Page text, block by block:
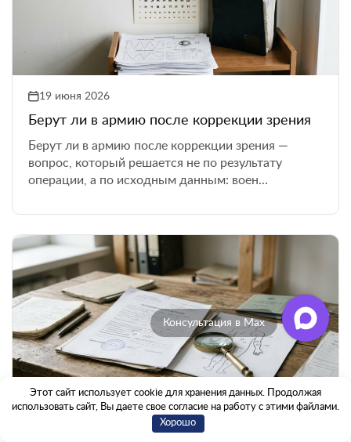
19 июня 2026
Берут ли в армию после коррекции зрения
Берут ли в армию после коррекции зрения —
вопрос, который решается не по результату
операции, а по исходным данным: воен...
17 июня 2026
С какими родинками не берут в армию
Отзывы клиентов
Этот сайт использует cookie для хранения данных. Продолжая
использовать сайт, Вы даете свое согласие на работу с этими файлами.
Хорошо